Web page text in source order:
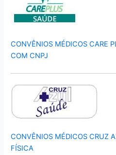
CONVÊNIOS MÉDICOS CARE
COM CNPJ
CONVÊNIOS MÉDICOS CRUZ
FÍSICA